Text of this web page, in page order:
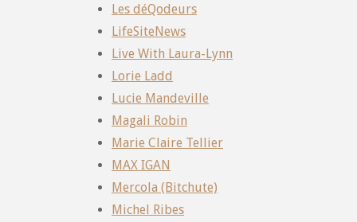
Les déQodeurs
LifeSiteNews
Live With Laura-Lynn
Lorie Ladd
Lucie Mandeville
Magali Robin
Marie Claire Tellier
MAX IGAN
Mercola (Bitchute)
Michel Ribes